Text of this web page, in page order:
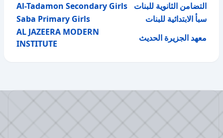
Al-Tadamon Secondary Girls
التضامن الثانوية للبنات
Saba Primary Girls
سبأ الابتدائية للبنات
AL JAZEERA MODERN
INSTITUTE
معهد الجزيرة الحديث